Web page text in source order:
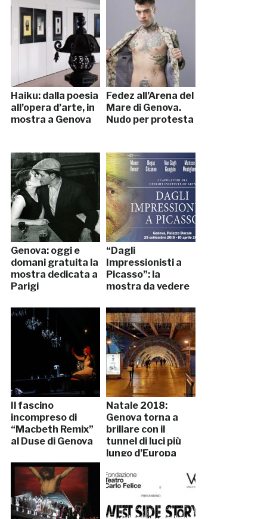
Haiku: dalla poesia
all’opera d’arte, in
mostra a Genova
Fedez all’Arena del
Mare di Genova.
Nudo per protesta
Genova: oggi e
domani gratuita la
mostra dedicata a
Parigi
“Dagli
Impressionisti a
Picasso”: la
mostra da vedere
Il fascino
incompreso di
“Macbeth Remix”
al Duse di Genova
Natale 2018:
Genova torna a
brillare con il
tunnel di luci più
lungo d’Europa